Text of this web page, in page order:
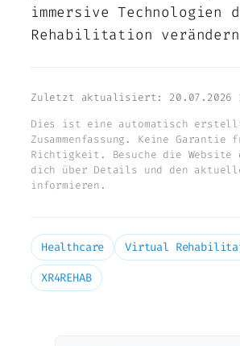
immersive Technologien
Rehabilitation
Zuletzt aktualisiert: 20.07.2026
Dies ist eine automatisch
Zusammenfassung. Keine Garantie
Richtigkeit. Besuche die Website
dich über Details und den
informieren.
Healthcare
Virtual
XR4REHAB